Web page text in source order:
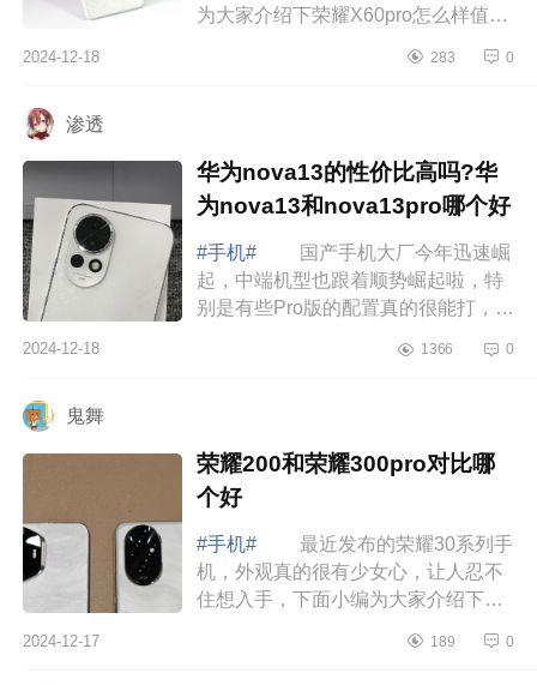
为大家介绍下荣耀X60pro怎么样值的
哪个好 荣耀X60pro怎么样值的买
2024-12-18 283 0
渗透
华为nova13的性价比高吗?华
为nova13和nova13pro哪个好
#手机#
国产手机大厂今年迅速崛
起，中端机型也跟着顺势崛起啦，特
别是有些Pro版的配置真的很能打，下
价比高吗?华为nova13和nova13pro哪
2024-12-18 1366 0
鬼舞
荣耀200和荣耀300pro对比哪
个好
#手机#
最近发布的荣耀30系列手
机，外观真的很有少女心，让人忍不
住想入手，下面小编为大家介绍下荣
荣耀200和荣耀300pro对比哪个
2024-12-17 189 0